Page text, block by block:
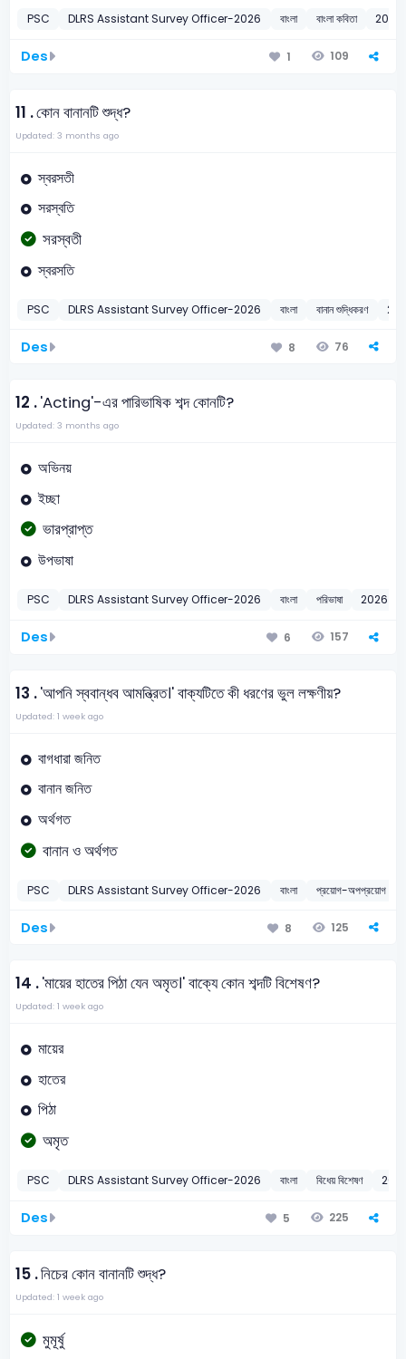
PSC DLRS Assistant Survey Officer-2026 বাংলা বাংলা কবিতা 2026
Des 1 109
11 .কোন বানানটি শুদ্ধ?
Updated: 3 months ago
স্বরসতী
সরস্বতি
সরস্বতী
স্বরসতি
PSC DLRS Assistant Survey Officer-2026 বাংলা বানান শুদ্ধিকরণ
Des 8 76
12 .'Acting'-এর পারিভাষিক শব্দ কোনটি?
Updated: 3 months ago
অভিনয়
ইচ্ছা
ভারপ্রাপ্ত
উপভাষা
PSC DLRS Assistant Survey Officer-2026 বাংলা পরিভাষা 2026
Des 6 157
13 .'আপনি স্ববান্ধব আমন্ত্রিত।' বাক্যটিতে কী ধরণের ভুল লক্ষণীয়?
Updated: 1 week ago
বাগধারা জনিত
বানান জনিত
অর্থগত
বানান ও অর্থগত
PSC DLRS Assistant Survey Officer-2026 বাংলা প্রয়োগ-অপপ্রয়োগ
Des 8 125
14 .'মায়ের হাতের পিঠা যেন অমৃত।' বাক্যে কোন শব্দটি বিশেষণ?
Updated: 1 week ago
মায়ের
হাতের
পিঠা
অমৃত
PSC DLRS Assistant Survey Officer-2026 বাংলা বিধেয় বিশেষণ
Des 5 225
15 .নিচের কোন বানানটি শুদ্ধ?
Updated: 1 week ago
মুমূর্ষু